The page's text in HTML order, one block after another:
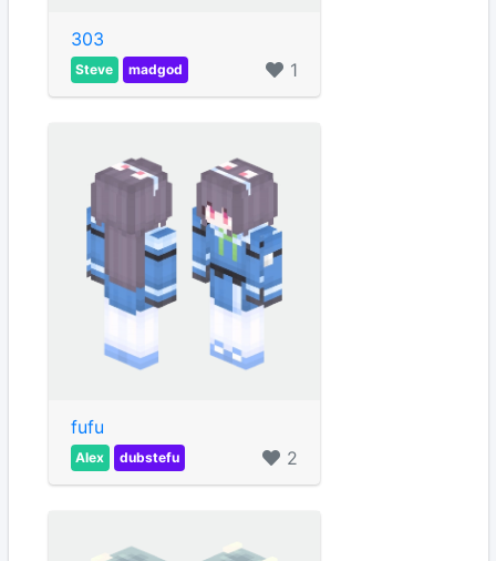
303
Steve madgod 1
fufu
Alex dubstefu 2